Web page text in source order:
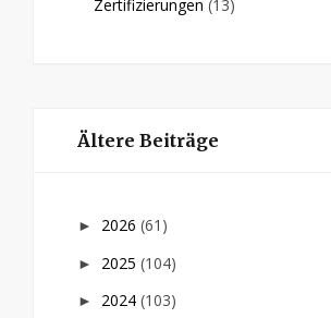
Zertifizierungen (13)
Ältere Beiträge
► 2026 (61)
► 2025 (104)
► 2024 (103)